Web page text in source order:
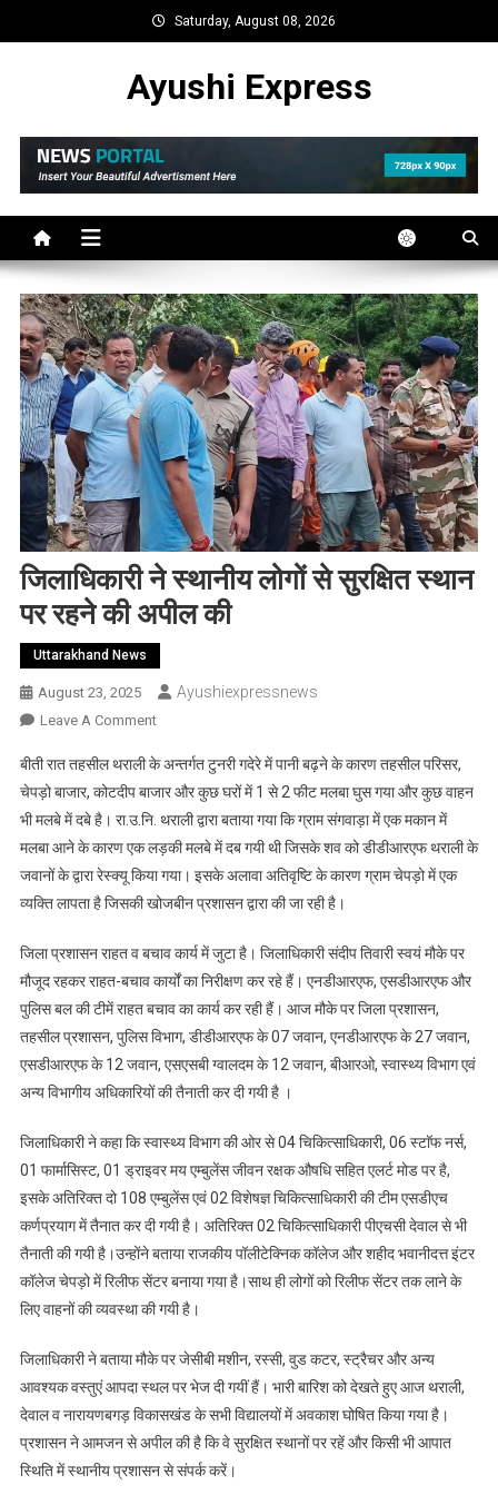
to
Saturday, August 08, 2026
Ayushi Express
जिलाधिकारी ने स्थानीय लोगों से सुरक्षित स्थान
पर रहने की अपील की
Uttarakhand News
August 23, 2025 Ayushiexpressnews
Leave A CommentOn
ने
स्थानीय
लोगों
से
सुरक्षित
स्थान
रहने
की
की
बीती रात तहसील थराली के अन्तर्गत टुनरी गदेरे में पानी बढ़ने के कारण तहसील परिसर,
चेपड़ो बाजार, कोटदीप बाजार और कुछ घरों में 1 से 2 फीट मलबा घुस गया और कुछ वाहन
भी मलबे में दबे है। रा.उ.नि. थराली द्वारा बताया गया कि ग्राम संगवाड़ा में एक मकान में
मलबा आने के कारण एक लड़की मलबे में दब गयी थी जिसके शव को डीडीआरएफ थराली के
जवानों के द्वारा रेस्क्यू किया गया। इसके अलावा अतिवृष्टि के कारण ग्राम चेपड़ो में एक
व्यक्ति लापता है जिसकी खोजबीन प्रशासन द्वारा की जा रही है।
जिला प्रशासन राहत व बचाव कार्य में जुटा है। जिलाधिकारी संदीप तिवारी स्वयं मौके पर
मौजूद रहकर राहत-बचाव कार्यों का निरीक्षण कर रहे हैं। एनडीआरएफ, एसडीआरएफ और
पुलिस बल की टीमें राहत बचाव का कार्य कर रही हैं। आज मौके पर जिला प्रशासन,
तहसील प्रशासन, पुलिस विभाग, डीडीआरएफ के 07 जवान, एनडीआरएफ के 27 जवान,
एसडीआरएफ के 12 जवान, एसएसबी ग्वालदम के 12 जवान, बीआरओ, स्वास्थ्य विभाग एवं
अन्य विभागीय अधिकारियों की तैनाती कर दी गयी है ।
जिलाधिकारी ने कहा कि स्वास्थ्य विभाग की ओर से 04 चिकित्साधिकारी, 06 स्टाॅफ नर्स,
01 फार्मासिस्ट, 01 ड्राइवर मय एम्बुलेंस जीवन रक्षक औषधि सहित एलर्ट मोड पर है,
इसके अतिरिक्त दो 108 एम्बुलेंस एवं 02 विशेषज्ञ चिकित्साधिकारी की टीम एसडीएच
कर्णप्रयाग में तैनात कर दी गयी है। अतिरिक्त 02 चिकित्साधिकारी पीएचसी देवाल से भी
तैनाती की गयी है।उन्होंने बताया राजकीय पॉलीटेक्निक कॉलेज और शहीद भवानीदत्त इंटर
कॉलेज चेपड़ो में रिलीफ सेंटर बनाया गया है।साथ ही लोगों को रिलीफ सेंटर तक लाने के
लिए वाहनों की व्यवस्था की गयी है।
जिलाधिकारी ने बताया मौके पर जेसीबी मशीन, रस्सी, वुड कटर, स्ट्रैचर और अन्य
आवश्यक वस्तुएं आपदा स्थल पर भेज दी गयीं हैं। भारी बारिश को देखते हुए आज थराली,
देवाल व नारायणबगड़ विकासखंड के सभी विद्यालयों में अवकाश घोषित किया गया है।
प्रशासन ने आमजन से अपील की है कि वे सुरक्षित स्थानों पर रहें और किसी भी आपात
स्थिति में स्थानीय प्रशासन से संपर्क करें।